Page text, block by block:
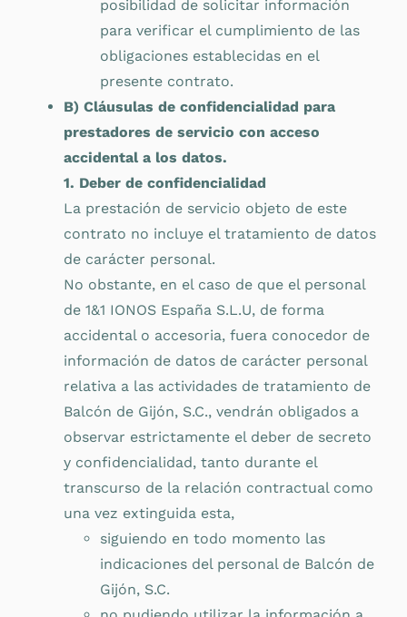
posibilidad de solicitar información
para verificar el cumplimiento de las
obligaciones establecidas en el
presente contrato.
B) Cláusulas de confidencialidad para
prestadores de servicio con acceso
accidental a los datos.
1. Deber de confidencialidad
La prestación de servicio objeto de este
contrato no incluye el tratamiento de datos
de carácter personal.
No obstante, en el caso de que el personal
de 1&1 IONOS España S.L.U, de forma
accidental o accesoria, fuera conocedor de
información de datos de carácter personal
relativa a las actividades de tratamiento de
Balcón de Gijón, S.C., vendrán obligados a
observar estrictamente el deber de secreto
y confidencialidad, tanto durante el
transcurso de la relación contractual como
una vez extinguida esta,
siguiendo en todo momento las
indicaciones del personal de Balcón de
Gijón, S.C.